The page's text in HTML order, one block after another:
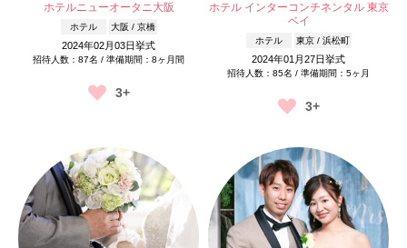
ホテルニューオータニ大阪
ホテル 大阪 / 京橋
2024年02月03日挙式
招待人数：87名 / 準備期間：8ヶ月間
3+
ホテル インターコンチネンタル 東京
ベイ
ホテル 東京 / 浜松町
2024年01月27日挙式
招待人数：85名 / 準備期間：5ヶ月
3+